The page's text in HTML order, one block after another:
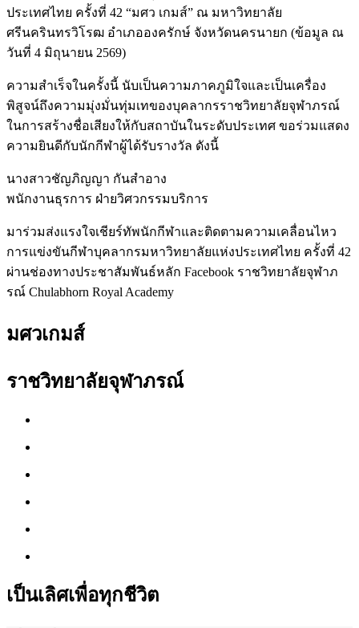
ประเทศไทย ครั้งที่ 42 “มศว เกมส์” ณ มหาวิทยาลัย
ศรีนครินทรวิโรฒ อำเภอองครักษ์ จังหวัดนครนายก (ข้อมูล ณ
วันที่ 4 มิถุนายน 2569)
ความสำเร็จในครั้งนี้ นับเป็นความภาคภูมิใจและเป็นเครื่อง
พิสูจน์ถึงความมุ่งมั่นทุ่มเทของบุคลากรราชวิทยาลัยจุฬาภรณ์
ในการสร้างชื่อเสียงให้กับสถาบันในระดับประเทศ ขอร่วมแสดง
ความยินดีกับนักกีฬาผู้ได้รับรางวัล ดังนี้
นางสาวชัญภิญญา กันสำอาง
พนักงานธุรการ ฝ่ายวิศวกรรมบริการ
มาร่วมส่งแรงใจเชียร์ทัพนักกีฬาและติดตามความเคลื่อนไหว
การแข่งขันกีฬาบุคลากรมหาวิทยาลัยแห่งประเทศไทย ครั้งที่ 42
ผ่านช่องทางประชาสัมพันธ์หลัก Facebook ราชวิทยาลัยจุฬาภ
รณ์ Chulabhorn Royal Academy
มศวเกมส์
ราชวิทยาลัยจุฬาภรณ์
เป็นเลิศเพื่อทุกชีวิต